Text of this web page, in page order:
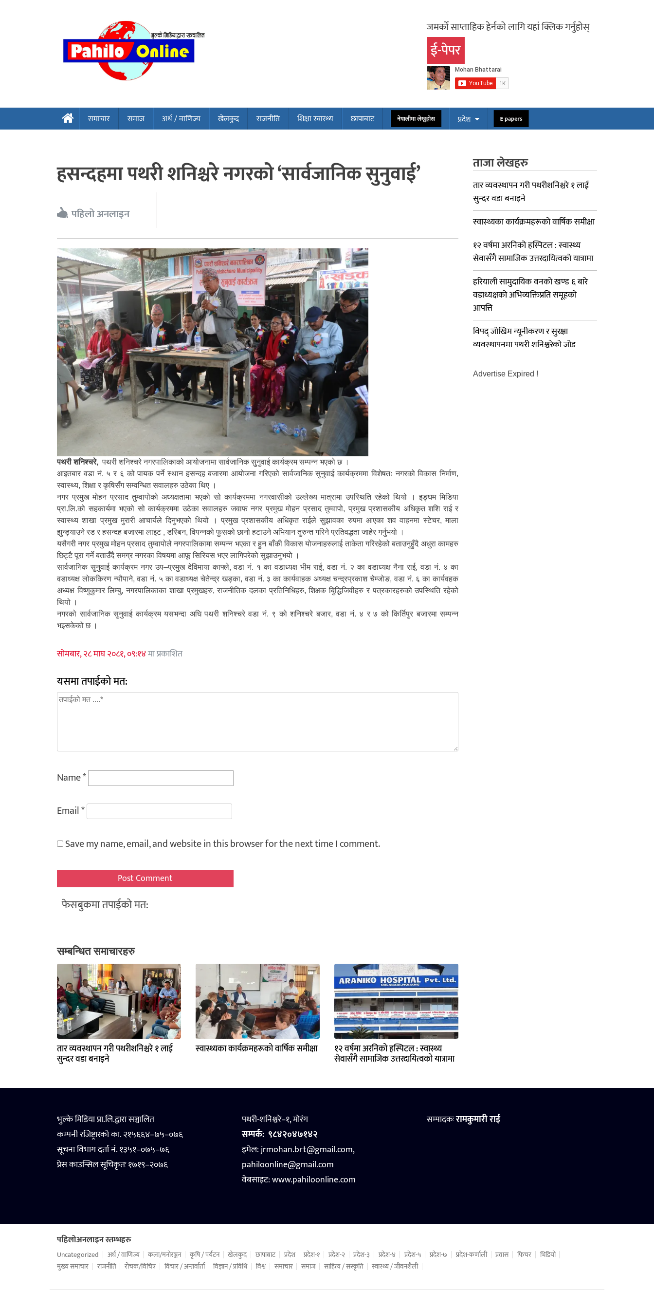
जमर्को साप्ताहिक हेर्नको लागि यहां क्लिक गर्नुहोस्
ई-पेपर
समाचार समाज अर्थ / वाणिज्य खेलकुद राजनीति शिक्षा स्वास्थ्य छापाबाट नेपालीमा लेख्नुहोस प्रदेश E papers
हसन्दहमा पथरी शनिश्चरे नगरको ‘सार्वजानिक सुनुवाई’
पहिलो अनलाइन
पथरी शनिश्चरे,पथरी शनिश्चरे नगरपालिकाको आयोजनामा सार्वजानिक सुुनुवाई कार्यक्रम सम्पन्न भएको छ ।
आइतबार वडा नं. ५ र ६ को पायक पर्ने स्थान हसन्दह बजारमा आयोजना गरिएको सार्वजानिक सुनुवाई कार्यक्रममा विशेषतः नगरको विकास निर्माण,
स्वास्थ्य, शिक्षा र कृषिसँग सम्वन्धित सवालहरु उठेका थिए ।
नगर प्रमुख मोहन प्रसाद तुम्वापोको अध्यक्षतामा भएको सो कार्यक्रममा नगरवासीको उल्लेख्य मात्रामा उपस्थिति रहेको थियो । इङ्घम मिडिया
प्रा.लि.को सहकार्यमा भएको सो कार्यक्रममा उठेका सवालहरु जवाफ नगर प्रमुख मोहन प्रसाद तुम्वापो, प्रमुख प्रशासकीय अधिकृत शशि राई र
स्वास्थ्य शाखा प्रमुख मुरारी आचार्यले दिनुभएको थियो । प्रमुख प्रशासकीय अधिकृत राईले सुझावका रुपमा आएका शव वाहनमा स्टेचर, माला
झुन्ड्याउने रड र हसन्दह बजारमा लाइट , डस्बिन, विपन्नको फुसको छानो हटाउने अभियान तुरुन्त गरिने प्रतिवद्धता जाहेर गर्नुभयो ।
यसैगरी नगर प्रमुख मोहन प्रसाद तुम्वापोले नगरपालिकामा सम्पन्न भएका र हुन बाँकी विकास योजनाहरुलाई ताकेता गरिरहेको बताउनुहुँदै अधुरा कामहरु
छिट्टै पूरा गर्ने बताउँदै समग्र नगरका विषयमा आफू सिरियस भएर लागिपरेको सुझाउनुभयो ।
सार्वजानिक सुनुवाई कार्यक्रम नगर उप–प्रमुख देविमाया काफ्ले, वडा नं. १ का वडाध्यक्ष भीम राई, वडा नं. २ का वडाध्यक्ष नैना राई, वडा नं. ४ का
वडाध्यक्ष लोककिरण न्यौपाने, वडा नं. ५ का वडाध्यक्ष चेतेन्द्र खड्का, वडा नं. ३ का कार्यवाहक अध्यक्ष चन्द्रप्रकाश चेम्जोङ, वडा नं. ६ का कार्यवहक
अध्यक्ष विष्णुकुमार लिम्बु, नगरपालिकाका शाखा प्रमुखहरु, राजनीतिक दलका प्रतिनिधिहरु, शिक्षक बिुद्धिजिवीहरु र पत्रकारहरुको उपस्थिति रहेको
थियो ।
नगरको सार्वजानिक सुनुवाई कार्यक्रम यसभन्दा अघि पथरी शनिश्चरे वडा नं. ९ को शनिश्चरे बजार, वडा नं. ४ र ७ को किर्तिपुर बजारमा सम्पन्न
भइसकेको छ ।
सोमबार, २८ माघ २०८१, ०९:१४मा प्रकाशित
यसमा तपाईको मत:
Name*
Email*
Save my name, email, and website in this browser for the next time I comment.
फेसबुकमा तपाईको मत:
सम्बन्धित समाचारहरु
तार व्यवस्थापन गरी पथरीशनिश्चरे १ लाई
सुन्दर वडा बनाइने
स्वास्थ्यका कार्यक्रमहरूको वार्षिक समीक्षा १२ वर्षमा अरनिको हस्पिटल : स्वास्थ्य
सेवासँगै सामाजिक उत्तरदायित्वको यात्रामा
ताजा लेखहरु
तार व्यवस्थापन गरी पथरीशनिश्चरे १ लाई
सुन्दर वडा बनाइने
स्वास्थ्यका कार्यक्रमहरूको वार्षिक समीक्षा
१२ वर्षमा अरनिको हस्पिटल : स्वास्थ्य
सेवासँगै सामाजिक उत्तरदायित्वको यात्रामा
हरियाली सामुदायिक वनको खण्ड ६ बारे
वडाध्यक्षको अभिव्यक्तिप्रति समूहको
आपत्ति
विपद् जोखिम न्यूनीकरण र सुरक्षा
व्यवस्थापनमा पथरी शनिश्चरेको जोड
Advertise Expired !
भुल्के मिडिया प्रा.लि.द्वारा सञ्चालित
कम्पनी रजिष्ट्रारको का. २१५६६४–७५–०७६
सूचना विभाग दर्ता नं. १३५१–०७५–७६
प्रेस काउन्सिल सूचिकृतः १७१९–२०७६
पथरी-शनिश्चरे–१, मोरंग
सम्पर्क: ९८४२०४७१४२
इमेल: jrmohan.brt@gmail.com,
pahiloonline@gmail.com
वेबसाइट:www.pahiloonline.com
सम्पादकःरामकुमारी राई
पहिलोअनलाइन स्तम्भहरु
Uncategorized अर्थ / वाणिज्य कला/मनोरञ्जन कृषि / पर्यटन खेलकुद छापाबाट प्रदेश प्रदेश-१ प्रदेश-२ प्रदेश-३ प्रदेश-४ प्रदेश-५ प्रदेश-७ प्रदेश-कर्णाली प्रवास फिचर
भिडियो
मुख्य समाचार
राजनीति रोचक/विचित्र विचार / अन्तर्वार्ता विज्ञान / प्रविधि विश्व समाचार समाज साहित्य / संस्कृति स्वास्थ्य / जीवनशैली